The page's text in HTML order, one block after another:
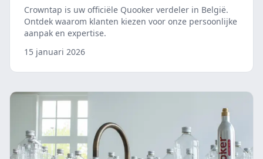
Crowntap is uw officiële Quooker verdeler in België.
Ontdek waarom klanten kiezen voor onze persoonlijke
aanpak en expertise.
15 januari 2026